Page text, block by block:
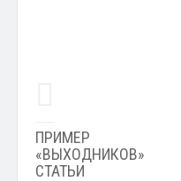
ПРИМЕР
«ВЫХОДНИКОВ»
СТАТЬИ